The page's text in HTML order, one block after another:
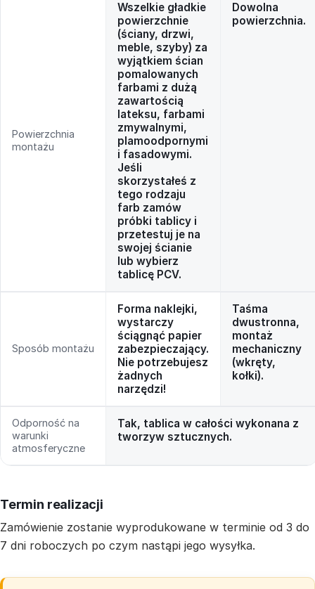
Powierzchnia
montażu
Wszelkie gładkie
powierzchnie
(ściany, drzwi,
meble, szyby) za
wyjątkiem ścian
pomalowanych
farbami z dużą
zawartością
lateksu, farbami
zmywalnymi,
plamoodpornymi
i fasadowymi.
Jeśli
skorzystałeś z
tego rodzaju
farb zamów
próbki tablicy i
przetestuj je na
swojej ścianie
lub wybierz
tablicę PCV.
Dowolna
powierzchnia.
Sposób montażu
Forma naklejki,
wystarczy
ściągnąć papier
zabezpieczający.
Nie potrzebujesz
żadnych
narzędzi!
Taśma
dwustronna,
montaż
mechaniczny
(wkręty,
kołki).
Odporność na
warunki
atmosferyczne
Tak, tablica w całości wykonana z
tworzyw sztucznych.
Termin realizacji
Zamówienie zostanie wyprodukowane w terminie od 3 do
7 dni roboczych po czym nastąpi jego wysyłka.